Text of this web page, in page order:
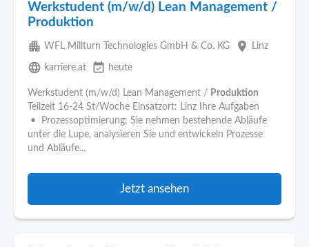
Werkstudent (m/w/d) Lean Management /
Produktion
apartment WFL Millturn Technologies GmbH & Co. KG place Linz
language karriere.at event_available heute
Werkstudent (m/w/d) Lean Management / Produktion
Teilzeit 16-24 St/Woche Einsatzort: Linz Ihre Aufgaben
• Prozessoptimierung: Sie nehmen bestehende Abläufe
unter die Lupe, analysieren Sie und entwickeln Prozesse
und Abläufe...
Jetzt ansehen